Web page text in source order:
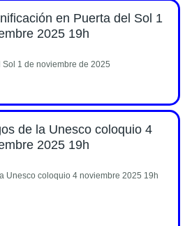
en Puerta del Sol 1
2025 19h
de la Unesco coloquio 4
2025 19h